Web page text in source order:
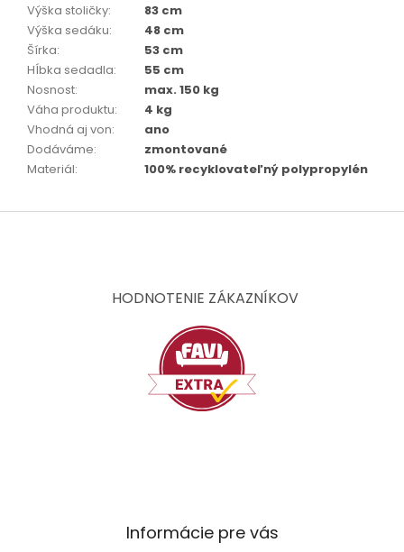
Výška stoličky:
83 cm
Výška sedáku:
48 cm
Šírka:
53 cm
Hĺbka sedadla:
55 cm
Nosnost:
max. 150 kg
Váha produktu:
4 kg
Vhodná aj von:
ano
Dodáváme:
zmontované
Materiál: 100% recyklovateľný polypropylén
Z
HODNOTENIE ZÁKAZNÍKOV
Informácie pre vás